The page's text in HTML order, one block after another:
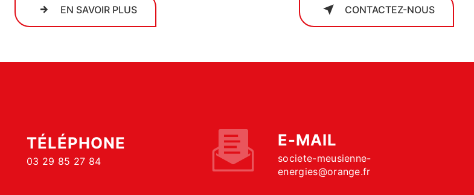
EN SAVOIR PLUS CONTACTEZ-NOUS
TÉLÉPHONE
03 29 85 27 84
E-MAIL
societe-meusienne-
energies@orange.fr